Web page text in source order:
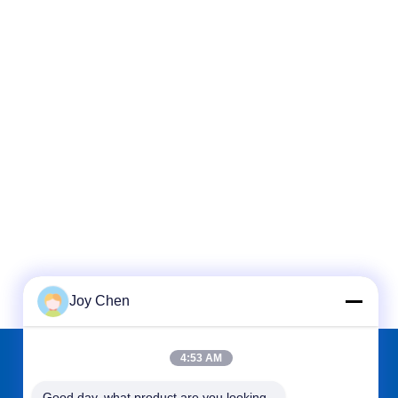
で私たちをみつけて
Joy Chen
4:53 AM